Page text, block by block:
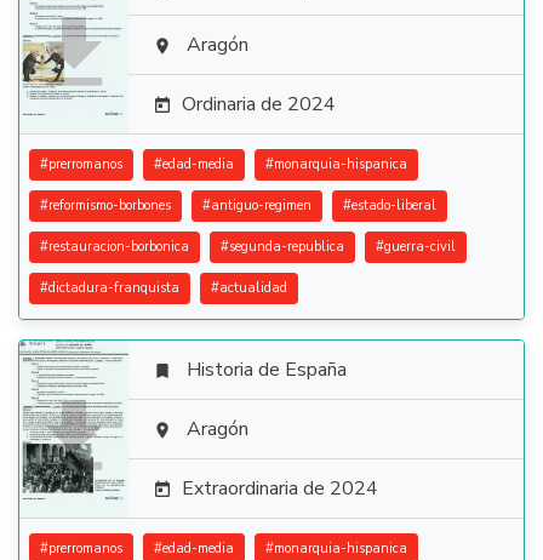
  Aragón
 Ordinaria de 2024
#prerromanos #edad-media #monarquia-hispanica
#reformismo-borbones #antiguo-regimen #estado-liberal
#restauracion-borbonica #segunda-republica #guerra-civil
#dictadura-franquista #actualidad

 Historia de España
 Aragón
 Extraordinaria de 2024
#prerromanos #edad-media #monarquia-hispanica